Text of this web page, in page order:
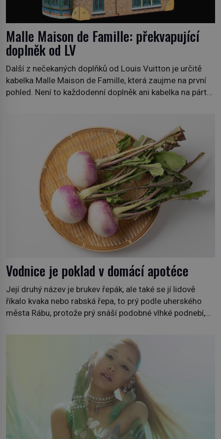
Malle Maison de Famille: překvapující
doplněk od LV
Další z nečekaných doplňků od Louis Vuitton je určitě
kabelka Malle Maison de Famille, která zaujme na první
pohled. Není to každodenní doplněk ani kabelka na párty,
adrese 18 Rue Louis Vuitton, které bylo postaveno v
roce 1869. […]
Vodnice je poklad v domácí apotéce
Její druhý název je brukev řepák, ale také se jí lidově
říkalo kvaka nebo rabská řepa, to prý podle uherského
města Rábu, protože prý snáší podobné vlhké podnebí,
někdy i v obchodech. Její bulvy jsou bílé, nahoře někdy